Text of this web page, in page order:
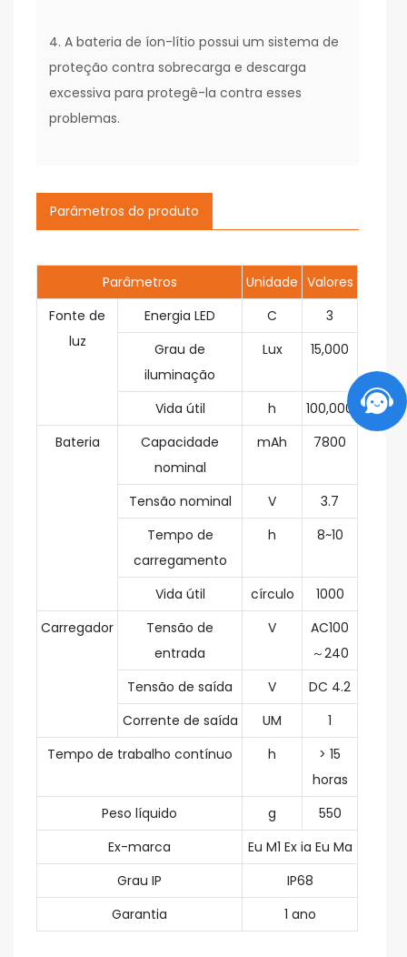
4. A bateria de íon-lítio possui um sistema de
proteção contra sobrecarga e descarga
excessiva para protegê-la contra esses
problemas.
Parâmetros do produto
Parâmetros Unidade Valores
Fonte de
luz
Energia LED C
3
Grau de
iluminação
Lux 15,000
Vida útil h
100,000
Bateria
Capacidade
nominal
mAh 7800
Tensão nominal V
3.7
Tempo de
carregamento
h 8~10
Vida útil círculo
1000
Carregador
Tensão de
entrada
V
AC100
～240
Tensão de saída
V
DC 4.2
Corrente de saída
UM
1
Tempo de trabalho contínuo
h
> 15
horas
Peso líquido
g
550
Ex-marca
Eu M1 Ex ia Eu Ma
Grau IP
IP68
Garantia
1 ano